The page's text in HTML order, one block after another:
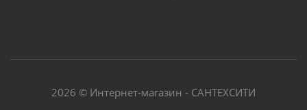
2026 © Интернет-магазин - САНТЕХСИТИ